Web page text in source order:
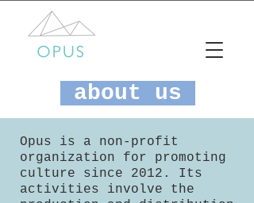
about us
Opus is a non-profit
organization for promoting
culture since 2012. Its
activities involve the